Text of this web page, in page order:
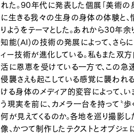
れた。90年代に発表した個展「美術
に生きる我々の生身の身体の体験と
りようをテーマとした。あれから30年
知能(AI)の技術の発展によって、さら
ィー技術が進化している。私もまた双
活に恩恵を受けている一方で、この
侵襲さえも起こしている感覚に襲われ
ける身体のメディア的変容によって、
う現実を前に、カメラ一台を持って〝
何が見えてくるのか。各地を巡り撮影
像、かつて制作したテクストとオブジェ